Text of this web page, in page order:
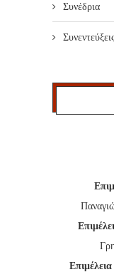
Συνέδρια
Συνεντεύξεις